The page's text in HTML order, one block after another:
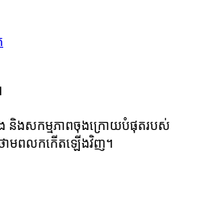
និងសកម្មភាពចុងក្រោយបំផុតរបស់
មពលកកើតឡើងវិញ។